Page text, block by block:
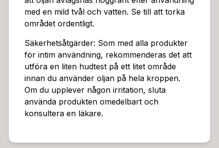
med en mild tvål och vatten. Se till att torka
området ordentligt.
Säkerhetsåtgärder: Som med alla produkter
för intim användning, rekommenderas det att
utföra en liten hudtest på ett litet område
innan du använder oljan på hela kroppen.
Om du upplever någon irritation, sluta
använda produkten omedelbart och
konsultera en läkare.